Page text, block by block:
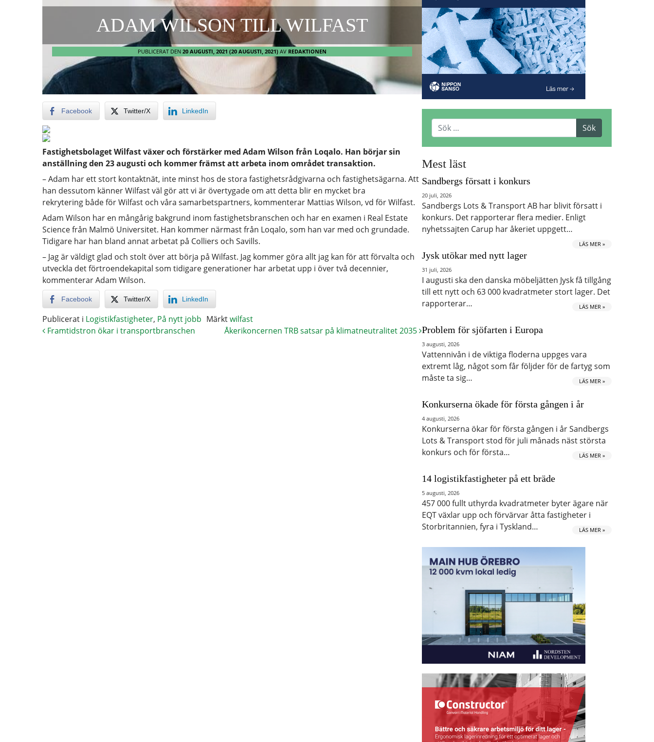
ADAM WILSON TILL WILFAST
PUBLICERAT DEN 20 AUGUSTI, 2021 (20 AUGUSTI, 2021) AV REDAKTIONEN
Facebook Twitter/X LinkedIn
Fastighetsbolaget Wilfast växer och förstärker med Adam Wilson från Loqalo. Han börjar sin
anställning den 23 augusti och kommer främst att arbeta inom området transaktion.
– Adam har ett stort kontaktnät, inte minst hos de stora fastighetsrådgivarna och fastighetsägarna. Att
han dessutom känner Wilfast väl gör att vi är övertygade om att detta blir en mycket bra
rekrytering både för Wilfast och våra samarbetspartners, kommenterar Mattias Wilson, vd för Wilfast.
Adam Wilson har en mångårig bakgrund inom fastighetsbranschen och har en examen i Real Estate
Science från Malmö Universitet. Han kommer närmast från Loqalo, som han var med och grundade.
Tidigare har han bland annat arbetat på Colliers och Savills.
– Jag är väldigt glad och stolt över att börja på Wilfast. Jag kommer göra allt jag kan för att förvalta och
utveckla det förtroendekapital som tidigare generationer har arbetat upp i över två decennier,
kommenterar Adam Wilson.
Facebook Twitter/X LinkedIn
Publicerat i Logistikfastigheter, På nytt jobb Märktwilfast
Framtidstron ökar i transportbranschen
Åkerikoncernen TRB satsar på klimatneutralitet 2035
Mest läst
Sandbergs försatt i konkurs
20 juli, 2026
Sandbergs Lots & Transport AB har blivit försatt i
konkurs. Det rapporterar flera medier. Enligt
nyhetssajten Carup har åkeriet uppgett…
LÄS MER »
Jysk utökar med nytt lager
31 juli, 2026
I augusti ska den danska möbeljätten Jysk få tillgång
till ett nytt och 63 000 kvadratmeter stort lager. Det
rapporterar…
LÄS MER »
Problem för sjöfarten i Europa
3 augusti, 2026
Vattennivån i de viktiga floderna uppges vara
extremt låg, något som får följder för de fartyg som
måste ta sig…
LÄS MER »
Konkurserna ökade för första gången i år
4 augusti, 2026
Konkurserna ökar för första gången i år Sandbergs
Lots & Transport stod för juli månads näst största
konkurs och för första…
LÄS MER »
14 logistikfastigheter på ett bräde
5 augusti, 2026
457 000 fullt uthyrda kvadratmeter byter ägare när
EQT växlar upp och förvärvar åtta fastigheter i
Storbritannien, fyra i Tyskland…
LÄS MER »